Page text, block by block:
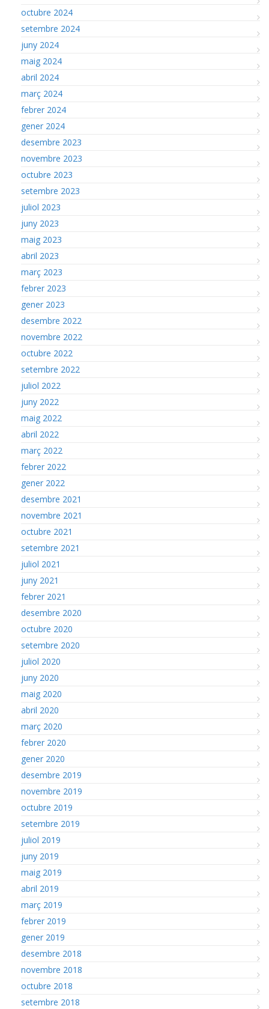
octubre 2024
setembre 2024
juny 2024
maig 2024
abril 2024
març 2024
febrer 2024
gener 2024
desembre 2023
novembre 2023
octubre 2023
setembre 2023
juliol 2023
juny 2023
maig 2023
abril 2023
març 2023
febrer 2023
gener 2023
desembre 2022
novembre 2022
octubre 2022
setembre 2022
juliol 2022
juny 2022
maig 2022
abril 2022
març 2022
febrer 2022
gener 2022
desembre 2021
novembre 2021
octubre 2021
setembre 2021
juliol 2021
juny 2021
febrer 2021
desembre 2020
octubre 2020
setembre 2020
juliol 2020
juny 2020
maig 2020
abril 2020
març 2020
febrer 2020
gener 2020
desembre 2019
novembre 2019
octubre 2019
setembre 2019
juliol 2019
juny 2019
maig 2019
abril 2019
març 2019
febrer 2019
gener 2019
desembre 2018
novembre 2018
octubre 2018
setembre 2018